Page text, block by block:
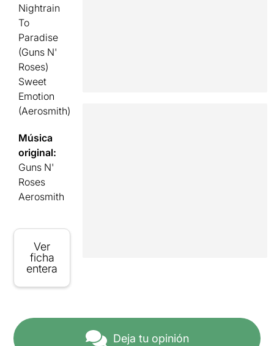
Nightrain
To
Paradise
(Guns N'
Roses)
Sweet
Emotion
(Aerosmith)
Música
original:
Guns N'
Roses
Aerosmith
Ver
ficha
entera
Deja tu opinión